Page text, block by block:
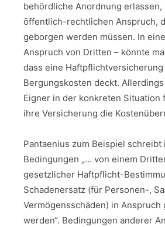
behördliche Anordnung erlassen,
öffentlich-rechtlichen Anspruch,
geborgen werden müssen. In
Anspruch von Dritten – könnte
dass eine
Bergungskosten deckt.
Eigner in der konkreten Situation
ihre Versicherung die
Pantaenius zum Beispiel schreibt
Bedingungen „… von einem
gesetzlicher Haftpflicht-
Schadenersatz (für Personen-,
Vermögensschäden) in Anspruch
werden“. Bedingungen anderer